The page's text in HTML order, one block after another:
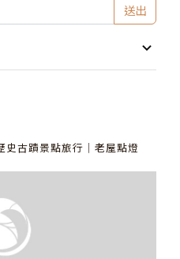
送出
古蹟景點旅行│老屋點燈